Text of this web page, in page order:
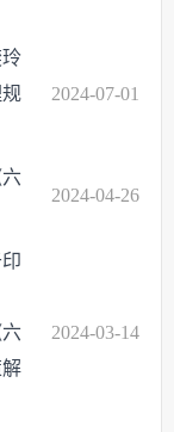
2024-07-01
2024-04-26
2024-03-14